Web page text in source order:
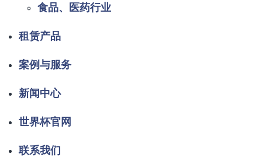
食品、医药行业
租赁产品
案例与服务
新闻中心
世界杯官网
联系我们